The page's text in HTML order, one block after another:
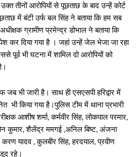
तीनों आरोपियों से पूछताछ के बाद उन्हें कोर्ट
में बंटी उर्फ बल सिंह ने बताया कि हम सब
ग्रामीण प्रमेन्द्र डोभाल ने बताया कि
पेश कर दिया गया है । जहां उन्हें जेल भेजा जा रहा
पूर्व भी घटना में शामिल दो आरोपियों को
भी जारी है। साथ ही एसएसपी हरिद्वार में
भी किया गया है।पुलिस टीम में थाना प्रभारी
आशीष शर्मा, कर्मवीर सिंह, लोकपाल परमार,
कुमार, शैलेंद्र ममगई ,अनिल बिष्ट, अंजना
करण यादव , कुलबीर सिंह, हरदयाल, प्रवीण
रहे।